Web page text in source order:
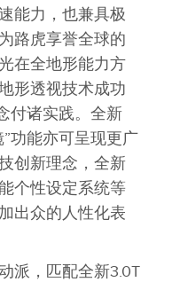
能力，也兼具极
路虎享誉全球的
在全地形能力方
形透视技术成功
付诸实践。全新
功能亦可呈现更广
创新理念，全新
个性设定系统等
出众的人性化表
派，匹配全新3.0T